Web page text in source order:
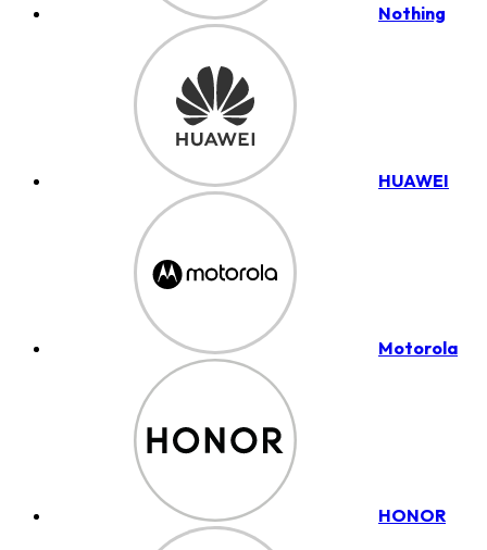
Nothing
HUAWEI
Motorola
HONOR